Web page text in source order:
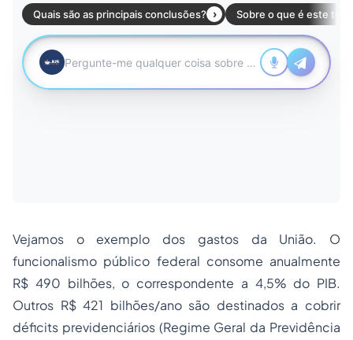
Vejamos o exemplo dos gastos da União. O
funcionalismo público federal consome anualmente
R$ 490 bilhões, o correspondente a 4,5% do PIB.
Outros R$ 421 bilhões/ano são destinados a cobrir
déficits previdenciários (Regime Geral da Previdência